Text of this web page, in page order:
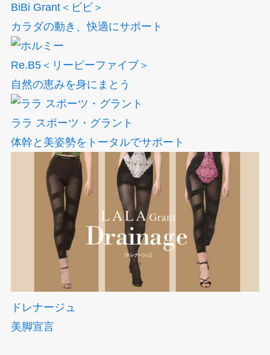
BiBi Grant＜ビビ＞
カラダの動き、快適にサポート
Re.B5＜リービーファイブ＞
自然の恵みを身にまとう
ララ スポーツ・グラント
体幹と美姿勢をトータルでサポート
ドレナージュ
美脚宣言